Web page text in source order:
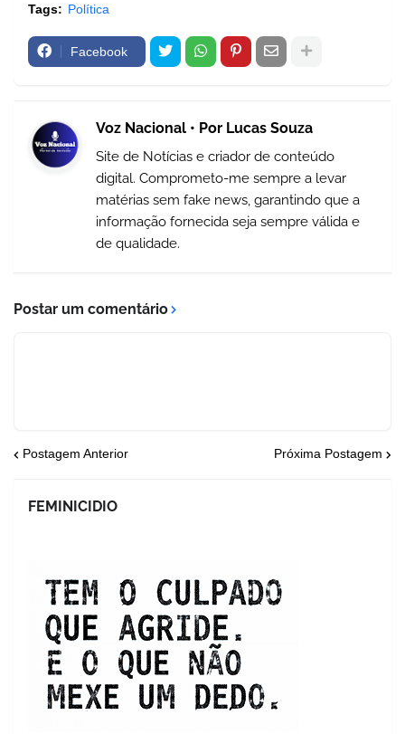
Tags: Política
Facebook
Voz Nacional • Por Lucas Souza
Site de Notícias e criador de conteúdo
digital. Comprometo-me sempre a levar
matérias sem fake news, garantindo que a
informação fornecida seja sempre válida e
de qualidade.
Postar um comentário
Postagem Anterior Próxima Postagem
FEMINICIDIO